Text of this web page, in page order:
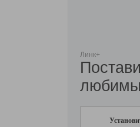
Линк+